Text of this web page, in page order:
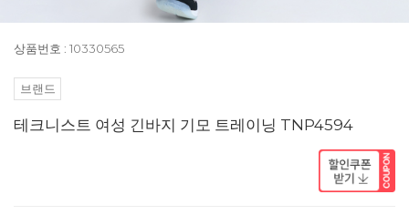
상품번호 : 10330565
브랜드
테크니스트 여성 긴바지 기모 트레이닝 TNP4594